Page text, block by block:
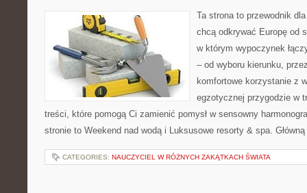
Ta strona to przewodnik
chcą odkrywać Europę od
w którym wypoczynek
– od wyboru kierunku,
komfortowe korzystanie z
egzotycznej przygodzie w
treści, które pomogą Ci zamienić pomysł w sensowny
stronie to Weekend nad wodą i Luksusowe resorty & spa.
CATEGORIES: NAUCZYCIEL W RÓŻNYCH ZAKĄTKACH ŚWIATA